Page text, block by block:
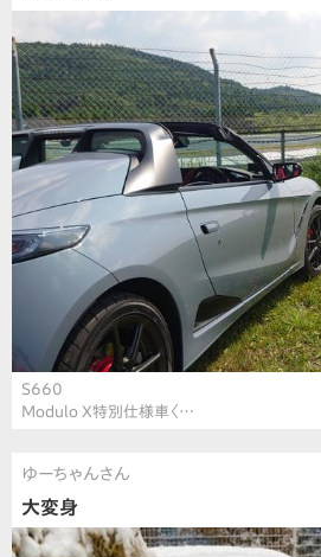
S660
Modulo X特別仕様車〈…
ゆーちゃんさん
大変身